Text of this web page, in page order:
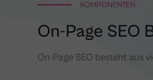
KOMPONENTEN
On-Page SEO
On-Page SEO besteht aus